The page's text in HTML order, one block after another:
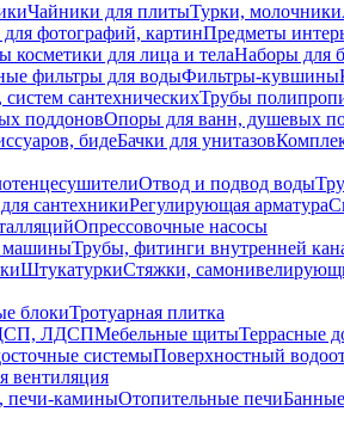
Чайники для плитыТурки, молочники
фотографий, картинПредметы
косметики для лица и телаНаборы для
фильтры для водыФильтры-кувшины
сантехническихТрубы
поддоновОпоры для ванн, душевых
бидеБачки для унитазов
Отвод и подвод воды
сантехникиРегулирующая арматура
Опрессовочные насосы
машиныТрубы, фитинги внутренней
ШтукатуркиСтяжки,
блокиТротуарная плитка
ЛДСПМебельные щитыТеррасные
системыПоверхностный
вентиляция
печи-каминыОтопительные печи